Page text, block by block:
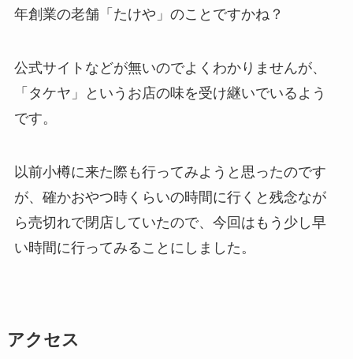
年創業の老舗「たけや」のことですかね？
公式サイトなどが無いのでよくわかりませんが、
「タケヤ」というお店の味を受け継いでいるよう
です。
以前小樽に来た際も行ってみようと思ったのです
が、確かおやつ時くらいの時間に行くと残念なが
ら売切れで閉店していたので、今回はもう少し早
い時間に行ってみることにしました。
アクセス